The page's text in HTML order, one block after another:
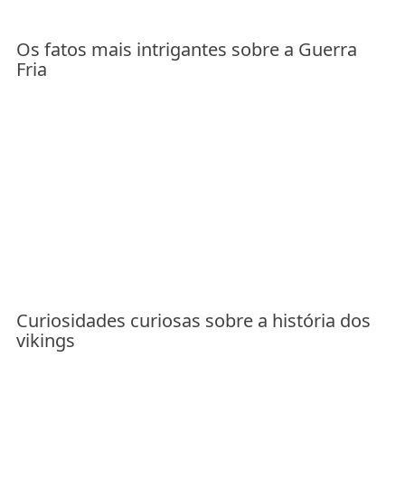
Os fatos mais intrigantes sobre a Guerra
Fria
Curiosidades curiosas sobre a história dos
vikings